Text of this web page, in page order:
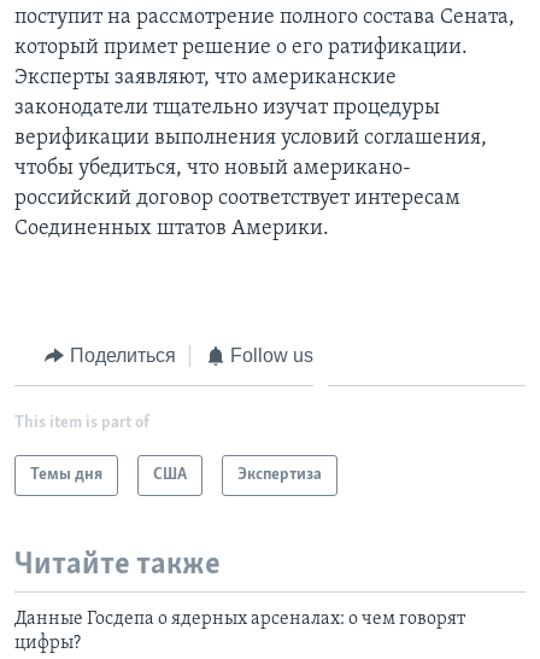
поступит на рассмотрение полного состава Сената,
который примет решение о его ратификации.
Эксперты заявляют, что американские
законодатели тщательно изучат процедуры
верификации выполнения условий соглашения,
чтобы убедиться, что новый американо-
российский договор соответствует интересам
Соединенных штатов Америки.
Поделиться Follow us
This item is part of
Темы дня США Экспертиза
Читайте также
Данные Госдепа о ядерных арсеналах: о чем говорят
цифры?